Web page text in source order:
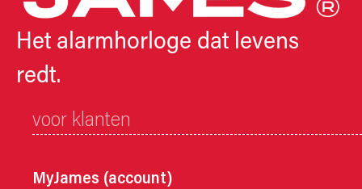
Het alarmhorloge dat levens
redt.
voor klanten
MyJames (account)